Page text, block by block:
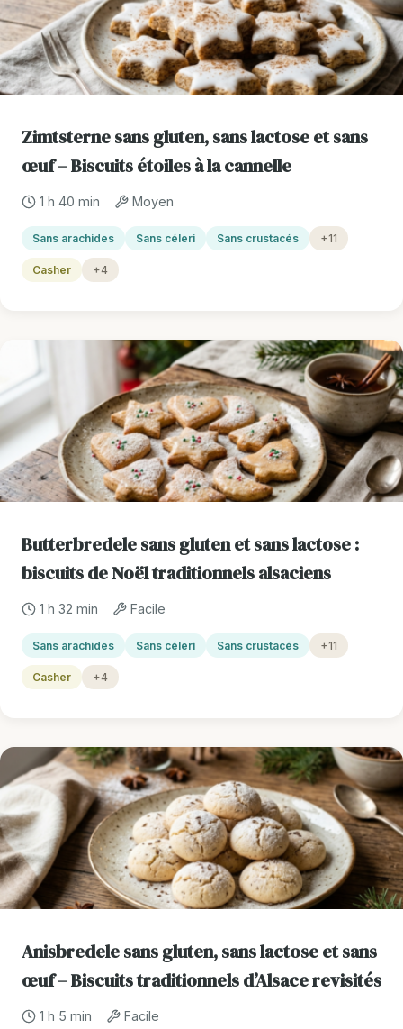
Zimtsterne sans gluten, sans lactose et sans
œuf – Biscuits étoiles à la cannelle
1 h 40 min Moyen
Sans arachides Sans céleri Sans crustacés +11
Casher +4
Butterbredele sans gluten et sans lactose :
biscuits de Noël traditionnels alsaciens
1 h 32 min Facile
Sans arachides Sans céleri Sans crustacés +11
Casher +4
Anisbredele sans gluten, sans lactose et sans
œuf – Biscuits traditionnels d’Alsace revisités
1 h 5 min Facile